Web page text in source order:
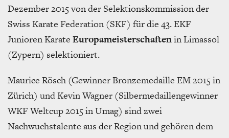
Dezember 2015 von der Selektionskommission der
Swiss Karate Federation (SKF) für die 43. EKF
Junioren Karate Europameisterschaftenin Limassol
(Zypern) selektioniert.
Maurice Rösch (Gewinner Bronzemedaille EM 2015 in
Zürich) und Kevin Wagner (Silbermedaillengewinner
WKF Weltcup 2015 in Umag) sind zwei
Nachwuchstalente aus der Region und gehören dem